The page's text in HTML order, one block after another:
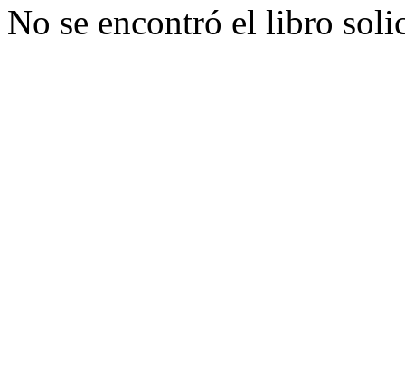
No se encontró el libro